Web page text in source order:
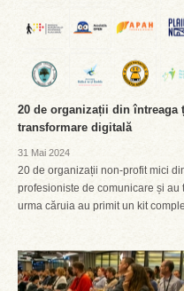
20 de organizații din întreaga
transformare digitală
31 Mai 2024
20 de organizații non-profit mici
profesioniste de comunicare și
urma căruia au primit un kit